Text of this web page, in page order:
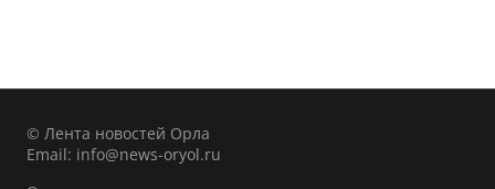
© Лента новостей Орла
Email: info@news-oryol.ru